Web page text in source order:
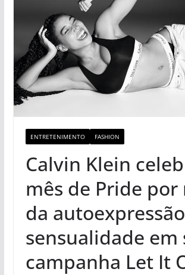
ENTRETENIMENTO FASHION
Calvin Klein
mês de Pride por
da
sensualidade em
campanha Let It